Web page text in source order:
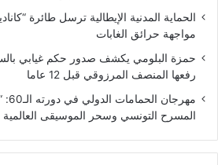
الحماية المدنية الإيطالية ترسل طائرة
مواجهة حرائق الغابات
حمزة البلومي يكشف صدور حكم غيابي
رفعها المنصف المرزوقي قبل 12 عاما
المسرح التونسي وسحر الموسيقى العالمية